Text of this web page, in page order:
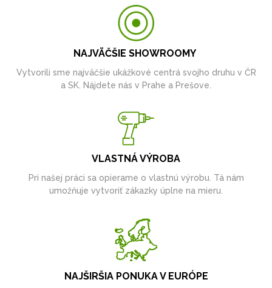
NAJVÄČŠIE SHOWROOMY
Vytvorili sme najväčšie ukážkové centrá svojho druhu v ČR
a SK. Nájdete nás v Prahe a Prešove.
VLASTNÁ VÝROBA
Pri našej práci sa opierame o vlastnú výrobu. Tá nám
umožňuje vytvoriť zákazky úplne na mieru.
NAJŠIRŠIA PONUKA V EURÓPE